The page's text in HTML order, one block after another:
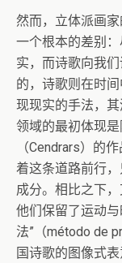
然而，立体派画
一个根本的差别
实，而诗歌向我
的，诗歌则在时
现现实的手法，
领域的最初体现
（Cendrars）的
着这条道路前行
成分。相比之下
他们保留了运动
法”（método de
国诗歌的图像式